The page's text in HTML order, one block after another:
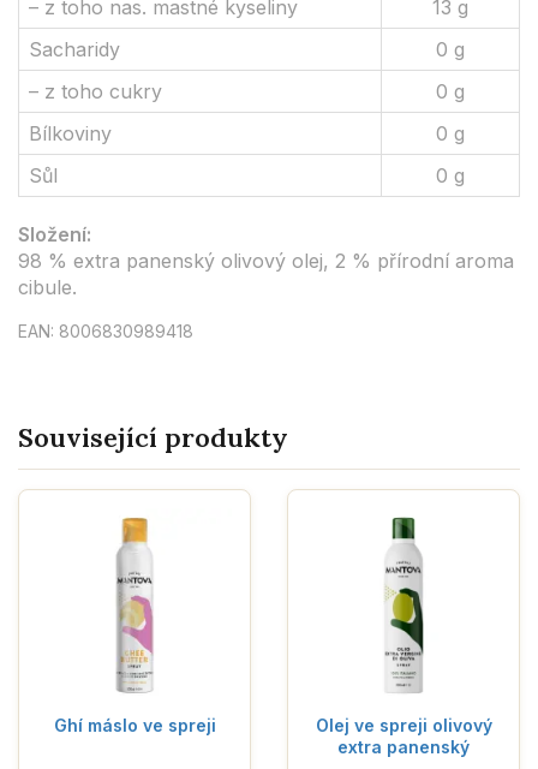
– z toho nas. mastné kyseliny
13 g
Sacharidy
0 g
– z toho cukry
0 g
Bílkoviny
0 g
Sůl
0 g
Složení:
98 % extra panenský olivový olej, 2 % přírodní aroma
cibule.
EAN: 8006830989418
Související produkty
Ghí máslo ve spreji
Olej ve spreji olivový
extra panenský